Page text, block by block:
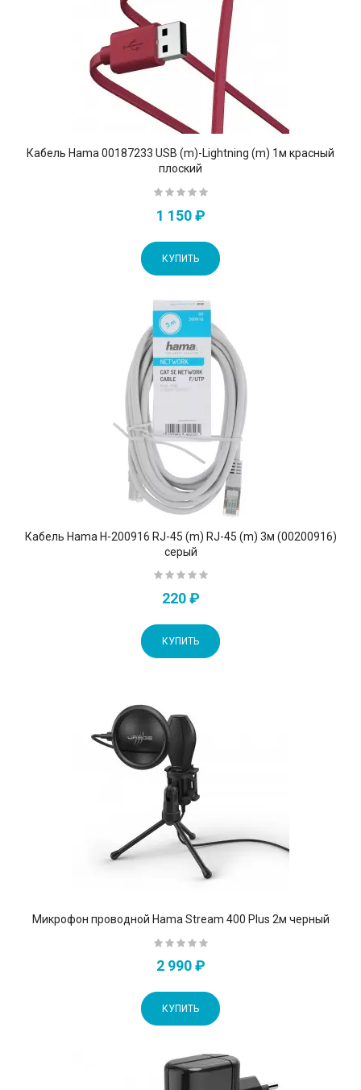
Кабель Hama 00187233 USB (m)-Lightning (m) 1м красный
плоский
1 150 ₽
КУПИТЬ
Кабель Hama H-200916 RJ-45 (m) RJ-45 (m) 3м (00200916)
серый
220 ₽
КУПИТЬ
Микрофон проводной Hama Stream 400 Plus 2м черный
2 990 ₽
КУПИТЬ